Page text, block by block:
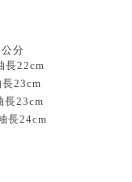
分
長22cm
23cm
長23cm
長24cm